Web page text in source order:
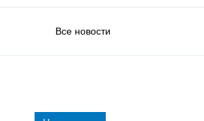
Все новости